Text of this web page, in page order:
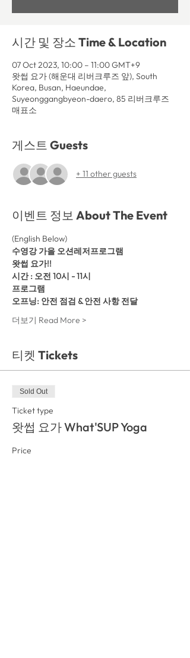
시간 및 장소 Time & Location
07 Oct 2023, 10:00 – 11:00 GMT+9
왓썹 요가 (해운대 리버크루즈 앞), South
Korea, Busan, Haeundae,
Suyeonggangbyeon-daero, 85 리버크루즈
매표소
게스트 Guests
+ 11 other guests
이벤트 정보 About The Event
(English Below)
수영강 가을 오션레저프로그램
왓썹 요가!!
시간 : 오전 10시 - 11시
프로그램
오프닝: 안전 점검 & 안전 사항 전달
더보기 Read More >
티켓 Tickets
Sold Out
Ticket type
왓썹 요가 What'SUP Yoga
Price